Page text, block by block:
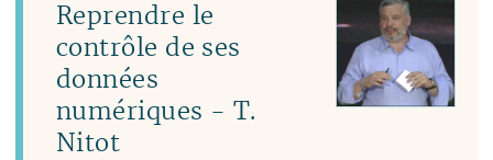
Reprendre le
contrôle de ses
données
numériques - T.
Nitot